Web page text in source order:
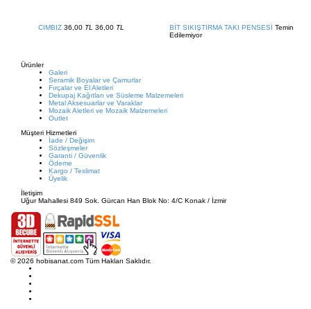
CIMBIZ 36,00 TL 36,00 TL BİT SIKIŞTIRMA TAKI PENSESİ Temin
Edilemiyor
Ürünler
Galeri
Seramik Boyalar ve Çamurlar
Fırçalar ve El Aletleri
Dekupaj Kağıtları ve Süsleme Malzemeleri
Metal Aksesuarlar ve Varaklar
Mozaik Aletleri ve Mozaik Malzemeleri
Outlet
Müşteri Hizmetleri
İade / Değişim
Sözleşmeler
Garanti / Güvenlik
Ödeme
Kargo / Teslimat
Üyelik
İletişim
Uğur Mahallesi 849 Sok. Gürcan Han Blok No: 4/C Konak / İzmir
© 2026 hobisanat.com Tüm Hakları Saklıdır.